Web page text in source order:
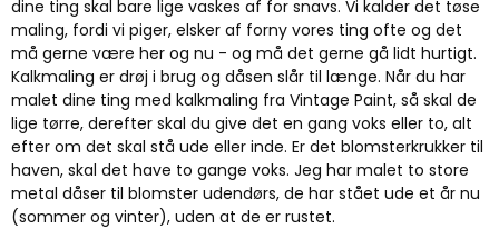
dine ting skal bare lige vaskes af for snavs. Vi kalder det tøse
maling, fordi vi piger, elsker af forny vores ting ofte og det
må gerne være her og nu - og må det gerne gå lidt hurtigt.
Kalkmaling er drøj i brug og dåsen slår til længe. Når du har
malet dine ting med kalkmaling fra Vintage Paint, så skal de
lige tørre, derefter skal du give det en gang voks eller to, alt
efter om det skal stå ude eller inde. Er det blomsterkrukker til
haven, skal det have to gange voks. Jeg har malet to store
metal dåser til blomster udendørs, de har stået ude et år nu
(sommer og vinter), uden at de er rustet.